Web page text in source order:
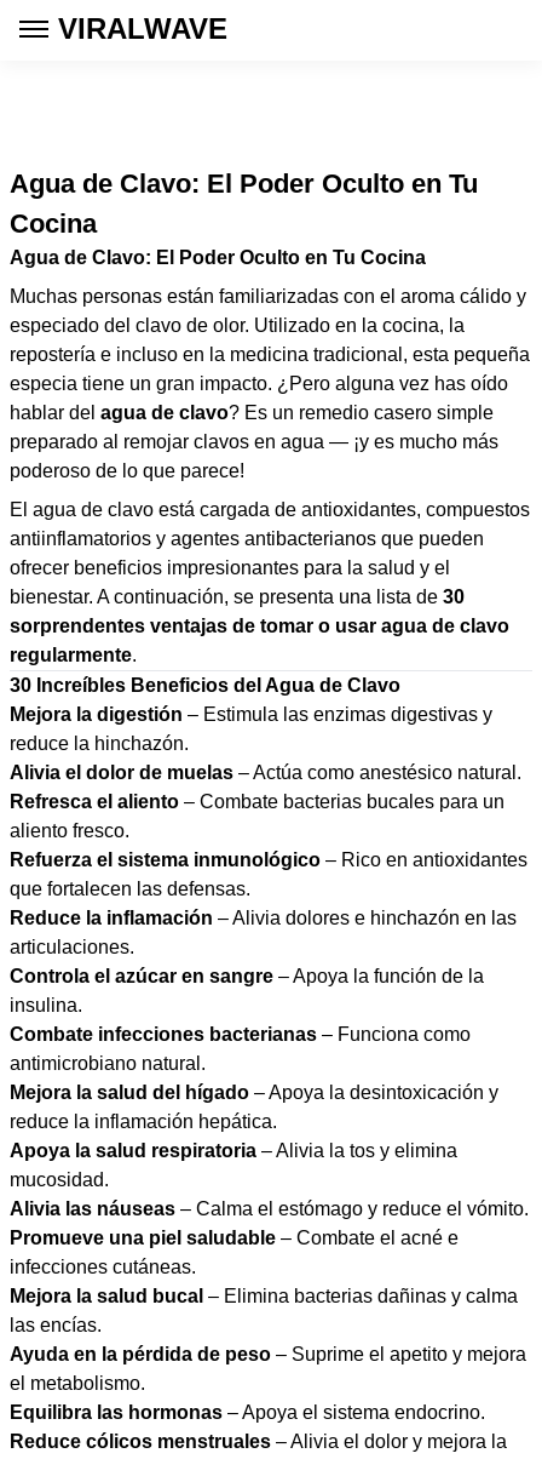
VIRALWAVE
Agua de Clavo: El Poder Oculto en Tu
Cocina
Agua de Clavo: El Poder Oculto en Tu Cocina
Muchas personas están familiarizadas con el aroma cálido y
especiado del clavo de olor. Utilizado en la cocina, la
repostería e incluso en la medicina tradicional, esta pequeña
especia tiene un gran impacto. ¿Pero alguna vez has oído
hablar del agua de clavo? Es un remedio casero simple
preparado al remojar clavos en agua — ¡y es mucho más
poderoso de lo que parece!
El agua de clavo está cargada de antioxidantes, compuestos
antiinflamatorios y agentes antibacterianos que pueden
ofrecer beneficios impresionantes para la salud y el
bienestar. A continuación, se presenta una lista de 30
sorprendentes ventajas de tomar o usar agua de clavo
regularmente.
30 Increíbles Beneficios del Agua de Clavo
Mejora la digestión – Estimula las enzimas digestivas y
reduce la hinchazón.
Alivia el dolor de muelas – Actúa como anestésico natural.
Refresca el aliento – Combate bacterias bucales para un
aliento fresco.
Refuerza el sistema inmunológico – Rico en antioxidantes
que fortalecen las defensas.
Reduce la inflamación – Alivia dolores e hinchazón en las
articulaciones.
Controla el azúcar en sangre – Apoya la función de la
insulina.
Combate infecciones bacterianas – Funciona como
antimicrobiano natural.
Mejora la salud del hígado – Apoya la desintoxicación y
reduce la inflamación hepática.
Apoya la salud respiratoria – Alivia la tos y elimina
mucosidad.
Alivia las náuseas – Calma el estómago y reduce el vómito.
Promueve una piel saludable – Combate el acné e
infecciones cutáneas.
Mejora la salud bucal – Elimina bacterias dañinas y calma
las encías.
Ayuda en la pérdida de peso – Suprime el apetito y mejora
el metabolismo.
Equilibra las hormonas – Apoya el sistema endocrino.
Reduce cólicos menstruales – Alivia el dolor y mejora la